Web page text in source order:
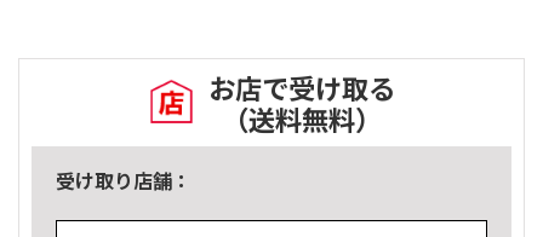
お店で受け取る
（送料無料）
受け取り店舗：